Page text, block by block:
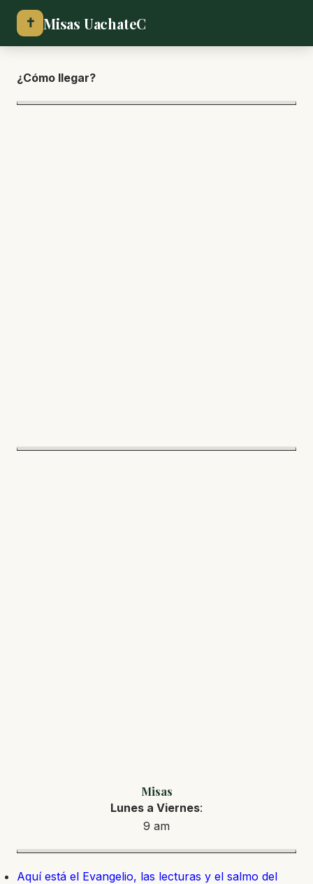
✝ Misas UachateC
¿Cómo llegar?
Misas
Lunes a Viernes:
9 am
Aquí está el Evangelio, las lecturas y el salmo del